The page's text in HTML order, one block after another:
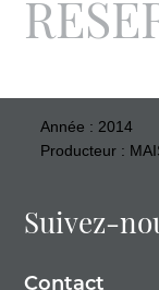
Année : 2014
Producteur :
Suivez-
Contact